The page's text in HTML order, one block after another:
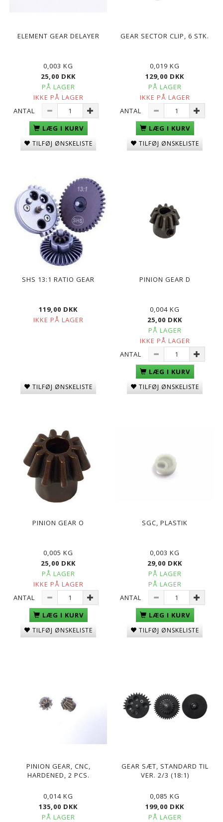
ELEMENT GEAR DELAYER
0,003 KG
25,00 DKK
PÅ LAGER
IKKE PÅ LAGER
ANTAL
LÆG I KURV
TILFØJ ØNSKELISTE
GEAR SECTOR CLIP, 6 STK.
0,019 KG
129,00 DKK
PÅ LAGER
IKKE PÅ LAGER
ANTAL
LÆG I KURV
TILFØJ ØNSKELISTE
SHS 13:1 RATIO GEAR
119,00 DKK
IKKE PÅ LAGER
TILFØJ ØNSKELISTE
PINION GEAR D
0,004 KG
25,00 DKK
PÅ LAGER
IKKE PÅ LAGER
ANTAL
LÆG I KURV
TILFØJ ØNSKELISTE
PINION GEAR O
0,005 KG
25,00 DKK
PÅ LAGER
IKKE PÅ LAGER
ANTAL
LÆG I KURV
TILFØJ ØNSKELISTE
SGC, PLASTIK
0,003 KG
29,00 DKK
PÅ LAGER
PÅ LAGER
ANTAL
LÆG I KURV
TILFØJ ØNSKELISTE
PINION GEAR, CNC,
HARDENED, 2 PCS.
0,014 KG
135,00 DKK
PÅ LAGER
GEAR SÆT, STANDARD TIL
VER. 2/3 (18:1)
0,085 KG
199,00 DKK
PÅ LAGER